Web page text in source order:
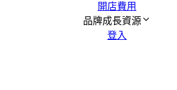
開店費用
品牌成長資源
登入